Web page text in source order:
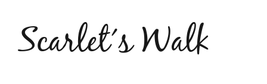
Scarlet´s Walk